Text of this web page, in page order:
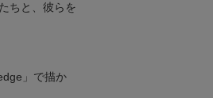
ちと、彼らを
」で描か